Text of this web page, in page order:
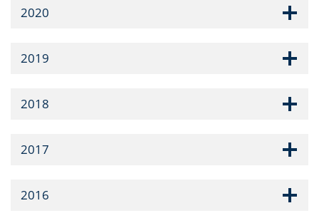
2020
2019
2018
2017
2016